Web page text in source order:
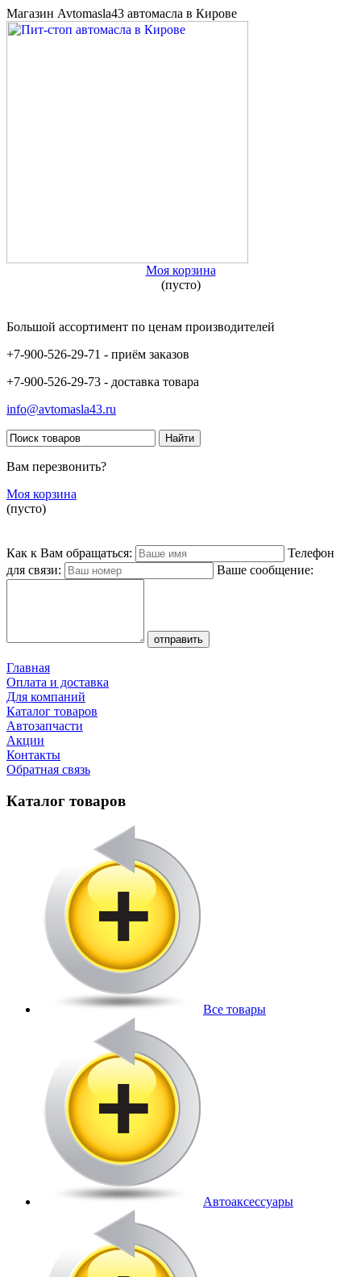
Магазин Avtomasla43 автомасла в Кирове
Моя корзина
(пусто)
Большой ассортимент по ценам производителей
+7-900-526-29-71 - приём заказов
+7-900-526-29-73 - доставка товара
info@avtomasla43.ru
Вам перезвонить?
Моя корзина
(пусто)
Как к Вам обращаться:
Телефон
для связи:
Ваше сообщение:
Главная
Оплата и доставка
Для компаний
Каталог товаров
Автозапчасти
Акции
Контакты
Обратная связь
Каталог товаров
Все товары
Автоаксессуары